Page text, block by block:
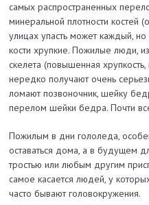
самых распространенных
минеральной плотности костей
улицах упасть может каждый,
кости хрупкие. Пожилые люди,
скелета (повышенная
нередко получают очень
ломают позвоночник, шейку
перелом шейки бедра. Почти
Пожилым в дни гололеда,
оставаться дома, а в будущем
тростью или любым другим
самое касается людей, у
часто бывают головокружения.